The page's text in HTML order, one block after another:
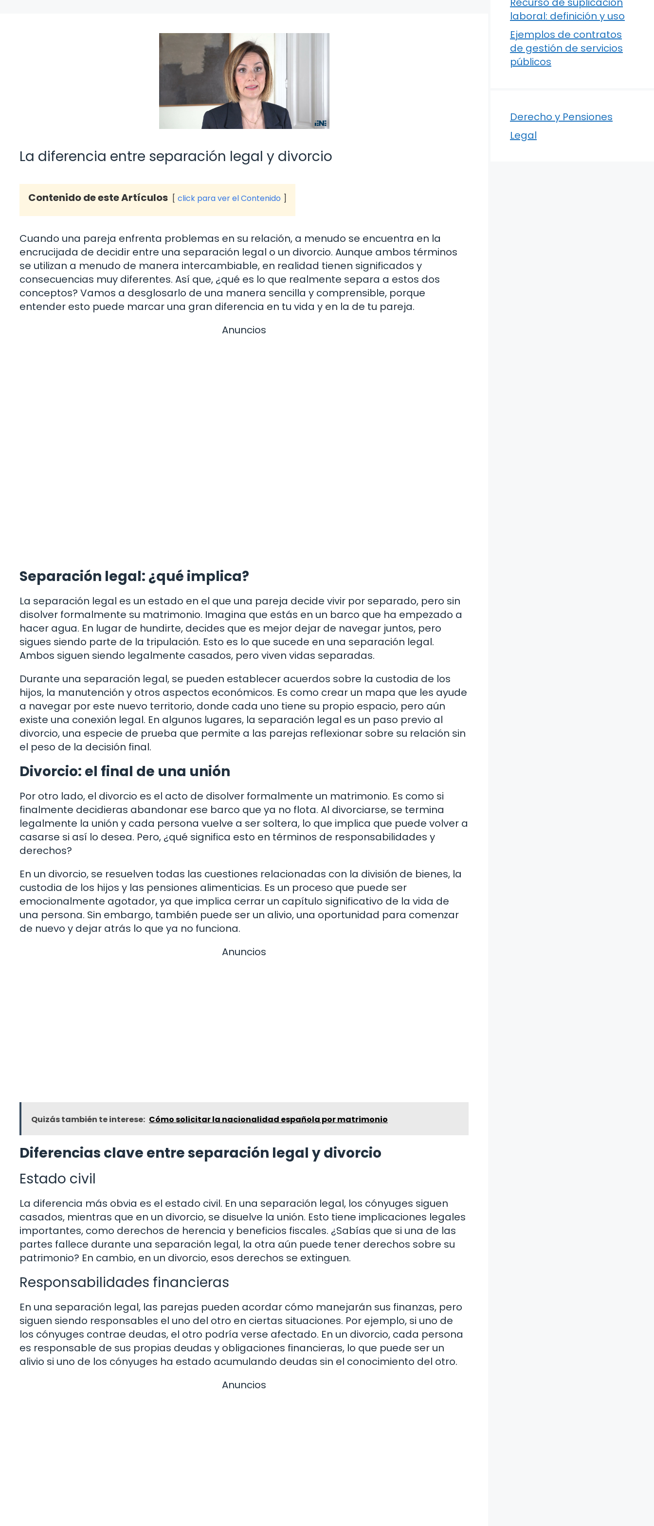
La diferencia entre separación legal y divorcio
Contenido de este Artículos click para ver el Contenido
Cuando una pareja enfrenta problemas en su relación, a menudo se encuentra en la
encrucijada de decidir entre una separación legal o un divorcio. Aunque ambos términos
se utilizan a menudo de manera intercambiable, en realidad tienen significados y
consecuencias muy diferentes. Así que, ¿qué es lo que realmente separa a estos dos
conceptos? Vamos a desglosarlo de una manera sencilla y comprensible, porque
entender esto puede marcar una gran diferencia en tu vida y en la de tu pareja.
Anuncios
Separación legal: ¿qué implica?
La separación legal es un estado en el que una pareja decide vivir por separado, pero sin
disolver formalmente su matrimonio. Imagina que estás en un barco que ha empezado a
hacer agua. En lugar de hundirte, decides que es mejor dejar de navegar juntos, pero
sigues siendo parte de la tripulación. Esto es lo que sucede en una separación legal.
Ambos siguen siendo legalmente casados, pero viven vidas separadas.
Durante una separación legal, se pueden establecer acuerdos sobre la custodia de los
hijos, la manutención y otros aspectos económicos. Es como crear un mapa que les ayude
a navegar por este nuevo territorio, donde cada uno tiene su propio espacio, pero aún
existe una conexión legal. En algunos lugares, la separación legal es un paso previo al
divorcio, una especie de prueba que permite a las parejas reflexionar sobre su relación sin
el peso de la decisión final.
Divorcio: el final de una unión
Por otro lado, el divorcio es el acto de disolver formalmente un matrimonio. Es como si
finalmente decidieras abandonar ese barco que ya no flota. Al divorciarse, se termina
legalmente la unión y cada persona vuelve a ser soltera, lo que implica que puede volver a
casarse si así lo desea. Pero, ¿qué significa esto en términos de responsabilidades y
derechos?
En un divorcio, se resuelven todas las cuestiones relacionadas con la división de bienes, la
custodia de los hijos y las pensiones alimenticias. Es un proceso que puede ser
emocionalmente agotador, ya que implica cerrar un capítulo significativo de la vida de
una persona. Sin embargo, también puede ser un alivio, una oportunidad para comenzar
de nuevo y dejar atrás lo que ya no funciona.
Anuncios
Quizás también te interese: Cómo solicitar la nacionalidad española por matrimonio
Diferencias clave entre separación legal y divorcio
Estado civil
La diferencia más obvia es el estado civil. En una separación legal, los cónyuges siguen
casados, mientras que en un divorcio, se disuelve la unión. Esto tiene implicaciones legales
importantes, como derechos de herencia y beneficios fiscales. ¿Sabías que si una de las
partes fallece durante una separación legal, la otra aún puede tener derechos sobre su
patrimonio? En cambio, en un divorcio, esos derechos se extinguen.
Responsabilidades financieras
En una separación legal, las parejas pueden acordar cómo manejarán sus finanzas, pero
siguen siendo responsables el uno del otro en ciertas situaciones. Por ejemplo, si uno de
los cónyuges contrae deudas, el otro podría verse afectado. En un divorcio, cada persona
es responsable de sus propias deudas y obligaciones financieras, lo que puede ser un
alivio si uno de los cónyuges ha estado acumulando deudas sin el conocimiento del otro.
Anuncios
laboral: definición y uso
Ejemplos de contratos
de gestión de servicios
públicos
Derecho y Pensiones
Legal